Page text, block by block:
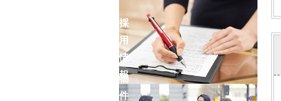
採
用
情
報
物
件